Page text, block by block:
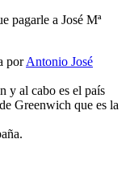
pagarle a José Mª
porAntonio José
y al cabo es el país
Greenwich que es la